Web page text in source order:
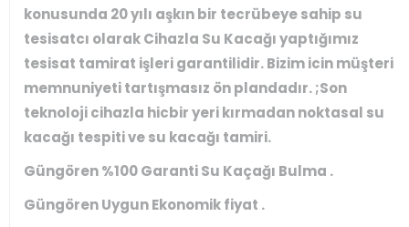
konusunda 20 yılı aşkın bir tecrübeye sahip su
tesisatcı olarak Cihazla Su Kacağı yaptığımız
tesisat tamirat işleri garantilidir. Bizim icin müşteri
memnuniyeti tartışmasız ön plandadır. ;Son
teknoloji cihazla hicbir yeri kırmadan noktasal su
kacağı tespiti ve su kacağı tamiri.
Güngören %100 Garanti Su Kaçağı Bulma .
Güngören Uygun Ekonomik fiyat .